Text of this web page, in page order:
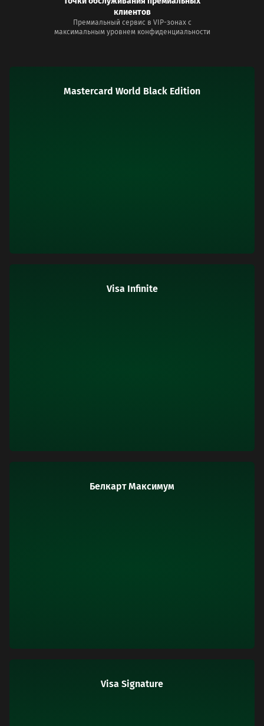
клиентов
Премиальный сервис в VIP-зонах с
максимальным уровнем конфиденциальности
Mastercard World Black Edition
Visa Infinite
Белкарт Максимум
Visa Signature